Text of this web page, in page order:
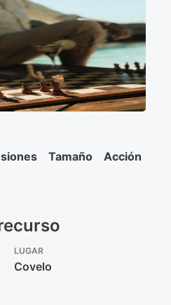
Tamaño Acción
LUGAR
Covelo